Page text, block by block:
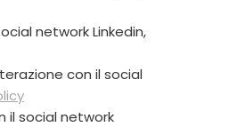
network Linkedin,
con il social
il social network